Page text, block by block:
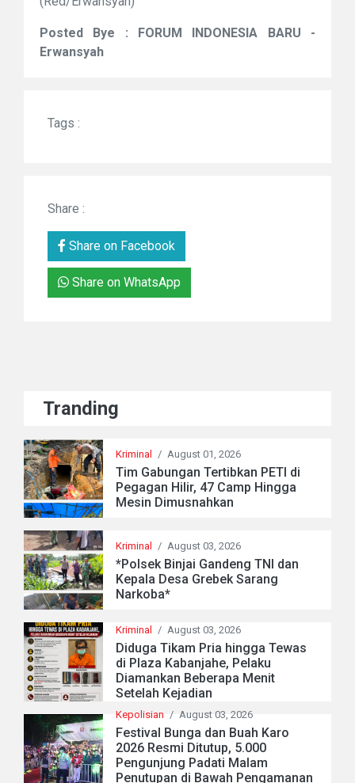
Posted Bye : FORUM INDONESIA BARU -
Erwansyah
Tags :
Share :
Share on Facebook
Share on WhatsApp
Tranding
Kriminal / August 01, 2026
Tim Gabungan Tertibkan PETI di
Pegagan Hilir, 47 Camp Hingga
Mesin Dimusnahkan
Kriminal / August 03, 2026
*Polsek Binjai Gandeng TNI dan
Kepala Desa Grebek Sarang
Narkoba*
Kriminal / August 03, 2026
Diduga Tikam Pria hingga Tewas
di Plaza Kabanjahe, Pelaku
Diamankan Beberapa Menit
Setelah Kejadian
Kepolisian / August 03, 2026
Festival Bunga dan Buah Karo
2026 Resmi Ditutup, 5.000
Pengunjung Padati Malam
Penutupan di Bawah Pengamanan